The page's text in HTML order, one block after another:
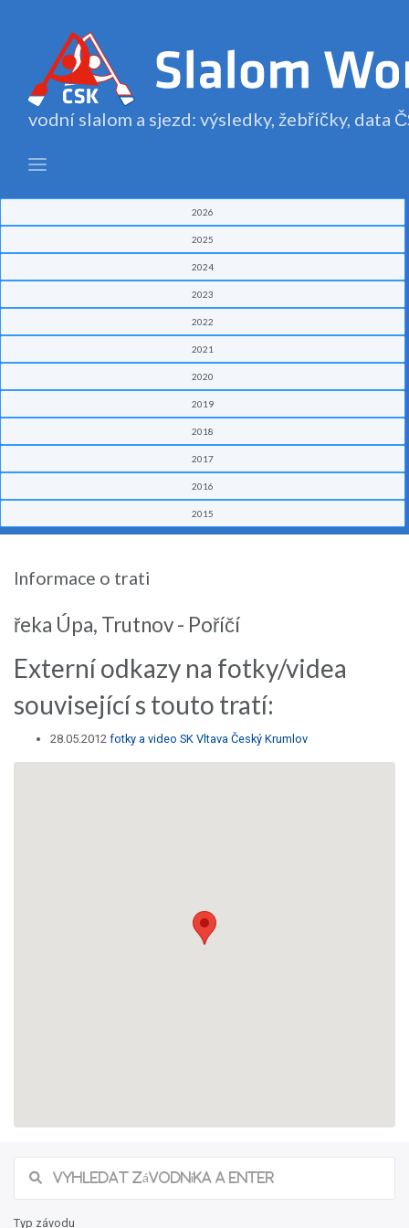
vodní slalom a sjezd: výsledky, žebříčky, data
2026
2025
2024
2023
2022
2021
2020
2019
2018
2017
2016
2015
Informace o trati
řeka Úpa, Trutnov - Poříčí
Externí odkazy na fotky/videa
související s touto tratí:
28.05.2012 fotky a video SK Vltava Český Krumlov
Typ závodu